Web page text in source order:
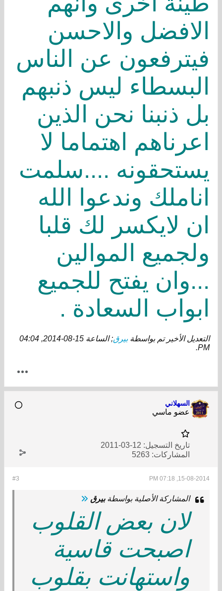
اﻻفضل واﻻحسن
فيترفعون عن الناس
البسطاء ليس ذنبهم
بل ذنبنا نحن الذين
اعرناهم اهتماما ﻻ
يستحقونه ....سلمت
اناملك وندعوا الله
ان ﻻيكسر لك قلبا
ولجميع الموالين
...وان يفتح للجميع
ابواب السعادة .
التعديل الأخير تم بواسطةبيرق; الساعة
15-08-2014, 04:04
PM
.
السهلاني
عضو ماسي
تاريخ التسجيل: 12-03-2011
المشاركات: 5263
#3 15-08-2014, 07:18 PM
المشاركة الأصلية بواسطةبيرق
ﻻن بعض القلوب
اصبحت قاسية
واستهانت بقلوب